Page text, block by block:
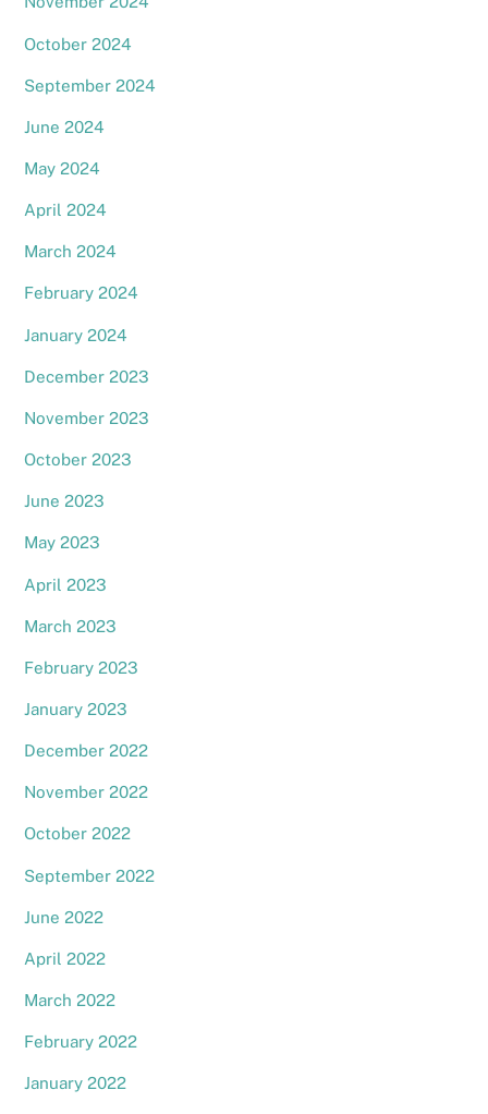
October 2024
September 2024
June 2024
May 2024
April 2024
March 2024
February 2024
January 2024
December 2023
November 2023
October 2023
June 2023
May 2023
April 2023
March 2023
February 2023
January 2023
December 2022
November 2022
October 2022
September 2022
June 2022
April 2022
March 2022
February 2022
January 2022